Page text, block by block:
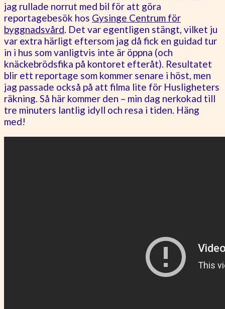
jag rullade norrut med bil för att göra
reportagebesök hos Gysinge Centrum för
byggnadsvård. Det var egentligen stängt, vilket ju
var extra härligt eftersom jag då fick en guidad tur
in i hus som vanligtvis inte är öppna (och
knäckebrödsfika på kontoret efteråt). Resultatet
blir ett reportage som kommer senare i höst, men
jag passade också på att filma lite för Husligheters
räkning. Så här kommer den – min dag nerkokad till
tre minuters lantlig idyll och resa i tiden. Häng
med!